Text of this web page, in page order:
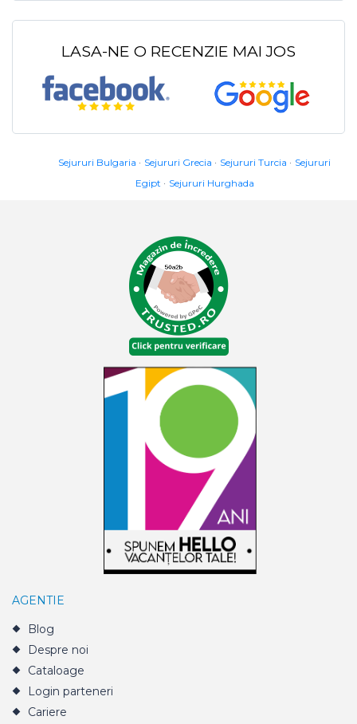
LASA-NE O RECENZIE MAI JOS
Sejururi Bulgaria Sejururi Grecia Sejururi Turcia
Sejururi
Egipt
Sejururi Hurghada
AGENTIE
Blog
Despre noi
Cataloage
Login parteneri
Cariere